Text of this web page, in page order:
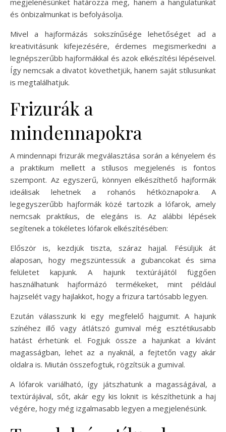
megjelenésünket határozza meg, hanem a hangulatunkat
és önbizalmunkat is befolyásolja.
Mivel a hajformázás sokszínűsége lehetőséget ad a
kreativitásunk kifejezésére, érdemes megismerkedni a
legnépszerűbb hajformákkal és azok elkészítési lépéseivel.
Így nemcsak a divatot követhetjük, hanem saját stílusunkat
is megtalálhatjuk.
Frizurák a
mindennapokra
A mindennapi frizurák megválasztása során a kényelem és
a praktikum mellett a stílusos megjelenés is fontos
szempont. Az egyszerű, könnyen elkészíthető hajformák
ideálisak lehetnek a rohanós hétköznapokra. A
legegyszerűbb hajformák közé tartozik a lófarok, amely
nemcsak praktikus, de elegáns is. Az alábbi lépések
segítenek a tökéletes lófarok elkészítésében:
Először is, kezdjük tiszta, száraz hajjal. Fésüljük át
alaposan, hogy megszüntessük a gubancokat és sima
felületet kapjunk. A hajunk textúrájától függően
használhatunk hajformázó termékeket, mint például
hajzselét vagy hajlakkot, hogy a frizura tartósabb legyen.
Ezután válasszunk ki egy megfelelő hajgumit. A hajunk
színéhez illő vagy átlátszó gumival még esztétikusabb
hatást érhetünk el. Fogjuk össze a hajunkat a kívánt
magasságban, lehet az a nyaknál, a fejtetőn vagy akár
oldalra is. Miután összefogtuk, rögzítsük a gumival.
A lófarok variálható, így játszhatunk a magasságával, a
textúrájával, sőt, akár egy kis loknit is készíthetünk a haj
végére, hogy még izgalmasabb legyen a megjelenésünk.